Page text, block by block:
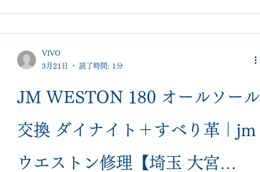
VIVOshoesalon｜他店で断られ
JM WESTON 180 オールソール
交換 ダイナイト＋すべり革｜jm
ウエストン修理【埼玉 大宮
VIVO
3月21日
読了時間: 1分